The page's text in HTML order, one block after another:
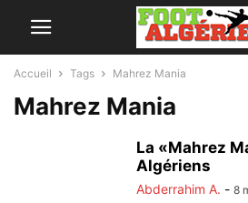
Accueil Tags Mahrez Mania
Mahrez Mania
La «Mahrez
Algériens
Abderrahim A. - 8